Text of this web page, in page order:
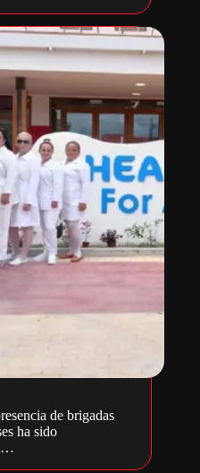
de brigadas
ha sido